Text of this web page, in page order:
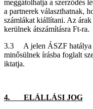
meggátolhatja a szerződés
a partnerek választhatnak,
számlákat kiállítani. Az
kerülnek átszámításra Ft-ra.
3.3 A jelen ÁSZF hatálya
minősülnek írásba foglalt
iktatja.
4. ELÁLLÁSI JOG